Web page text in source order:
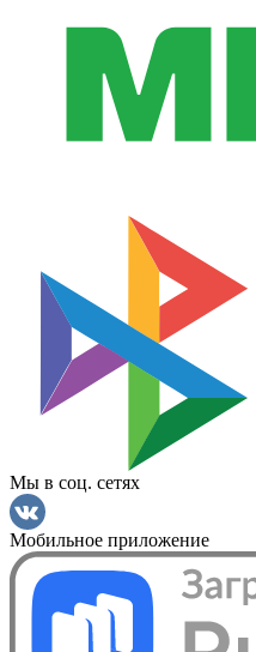
Мы в соц. сетях
Мобильное приложение